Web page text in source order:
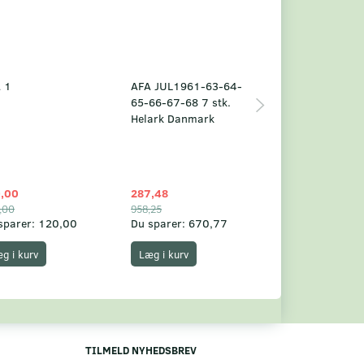
1
120,00
i kurv
AFA JUL1961-63-64-
65-66-67-68 7 stk.
Helark Danmark
287,48
958,25
Du sparer: 670,77
Læg i kurv
TILMELD NYHEDSBREV